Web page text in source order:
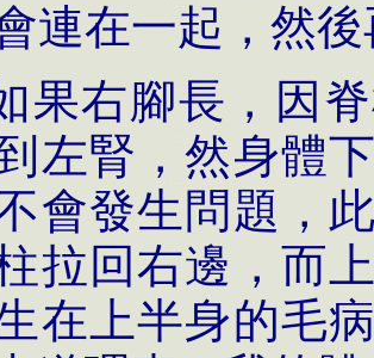
會連在一起，然
果右腳長，因
左腎，然身體
會發生問題，
拉回右邊，而
在上半身的毛